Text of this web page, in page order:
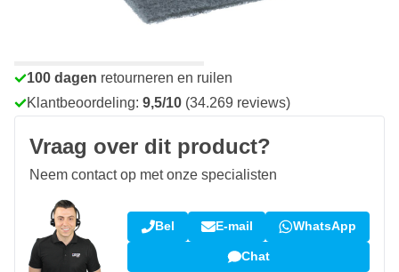
Voor 23:59 uur besteld,
100 dagen retourneren en ruilen
Klantbeoordeling: 9,5/10 (34.269 reviews)
Vraag over dit product?
Neem contact op met onze specialisten
Bel E-mail WhatsApp
Chat